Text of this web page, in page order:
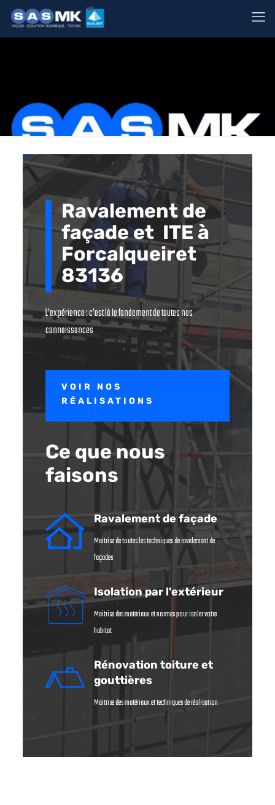
Ravalement de
façade et ITE à
Forcalqueiret
83136
L’expérience : c’est là le fondement de toutes nos
connaissances
VOIR NOS
RÉALISATIONS
Ce que nous
faisons
Ravalement de façade
Maitrise de toutes les techniques de ravalement de
façades
Isolation par l'extérieur
Maitrise des matériaux et normes pour isoler votre
habitat
Rénovation toiture et
gouttières
Maitrise des matériaux et techniques de réalisation